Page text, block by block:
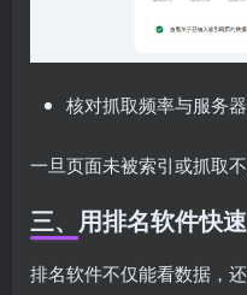
核对抓取频率与服务器
一旦页面未被索引或抓取
三、用排名软件快
排名软件不仅能看数据，